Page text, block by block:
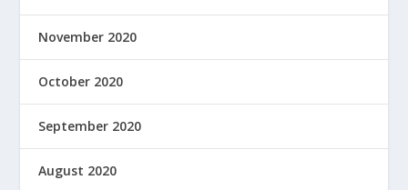
November 2020
October 2020
September 2020
August 2020